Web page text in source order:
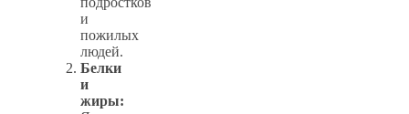
и
пожилых
людей.
Белки
и
жиры: